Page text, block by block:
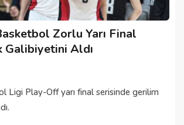
Zorlu Yarı Final
Galibiyetini Aldı
Ligi Play-Off yarı final serisinde gerilim